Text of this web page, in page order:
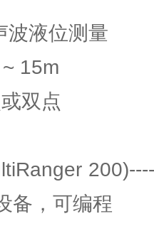
波液位测量
15m
双点
备，可编程